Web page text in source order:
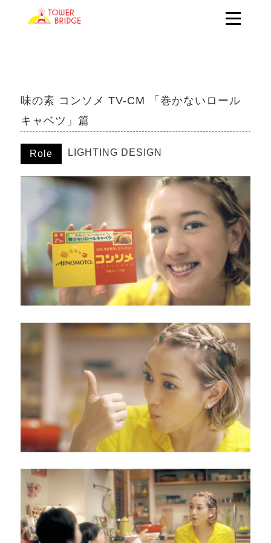
味の素 コンソメ TV-CM 「巻かないロール
キャベツ」篇
Role LIGHTING DESIGN